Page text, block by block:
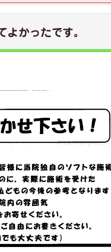
かったです。